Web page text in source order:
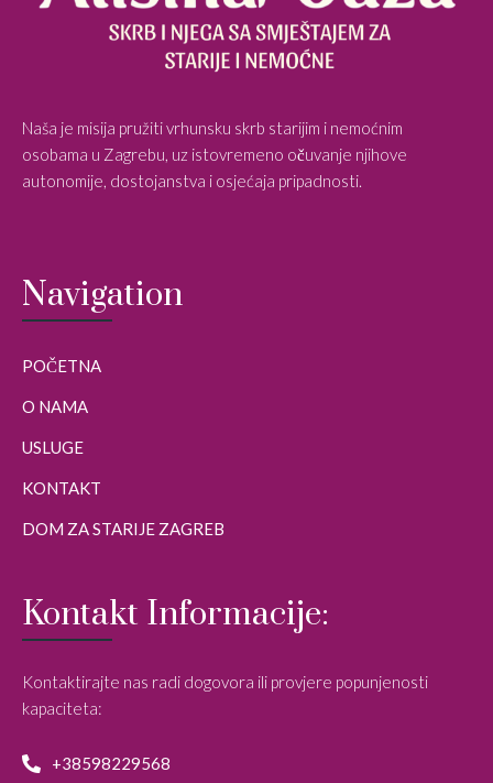
Naša je misija pružiti vrhunsku skrb starijim i nemoćnim
osobama u Zagrebu, uz istovremeno očuvanje njihove
autonomije, dostojanstva i osjećaja pripadnosti.
Navigation
POČETNA
O NAMA
USLUGE
KONTAKT
DOM ZA STARIJE ZAGREB
Kontakt Informacije:
Kontaktirajte nas radi dogovora ili provjere popunjenosti
kapaciteta:
+38598229568